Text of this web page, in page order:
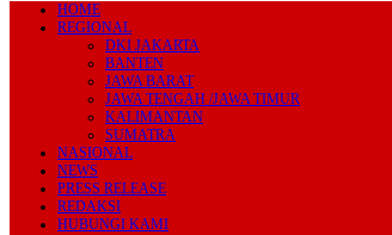
HOME
REGIONAL
DKI JAKARTA
BANTEN
JAWA BARAT
JAWA TENGAH /JAWA TIMUR
KALIMANTAN
SUMATRA
NASIONAL
NEWS
PRESS RELEASE
REDAKSI
HUBUNGI KAMI